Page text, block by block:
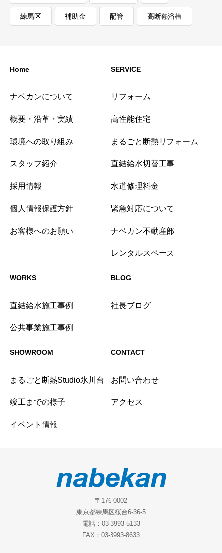
練馬区 補助金 配管 高断熱浴槽
Home
ナベカンについて
概要・沿革・実績
環境への取り組み
スタッフ紹介
採用情報
個人情報保護方針
お客様へのお願い
SERVICE
リフォーム
高性能住宅
まるごと断熱リフォーム
直結給水切替工事
水道修理料金
緊急対応について
ナベカン不動産部
レンタルスペース
WORKS
直結給水施工事例
公共事業施工事例
BLOG
社長ブログ
SHOWROOM
まるごと断熱Studio氷川台
竣工までの様子
イベント情報
CONTACT
お問い合わせ
アクセス
〒176-0002
東京都練馬区桜台6-36-5
電話：03-3993-5133
FAX：03-3993-8633